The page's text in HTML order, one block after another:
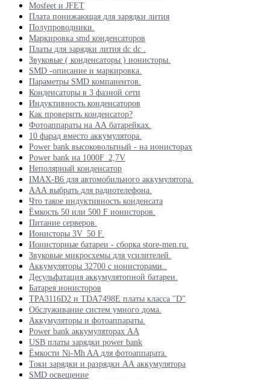
Mosfeet и JFET
Плата понижающая для зарядки лития
Полупроводники.
Маркировка smd конденсаторов
Платы для зарядки лития dc dc .
Звуковые ( конденсаторы ) ионисторы.
SMD -описание и маркировка.
Параметры SMD компанентов.
Конденсаторы в 3 фазной сети
Индуктивность конденсаторов
Как проверить конденсатор?
Фотоаппараты на АА батарейках.
10 фарад вместо аккумулятора.
Power bank высоковольтный - на ионисторах
Power bank на 1000F_2,7V
Неполярный конденсатор
IMAX-B6 для автомобильного аккумулятора.
ААА выбрать для радиотелефона.
Что такое индуктивность конденсата
Ёмкость 50 или 500 F ионисторов.
Питание серверов.
Ионисторы 3V_50 F.
Ионисторные батареи - сборка store-men.ru.
Звуковые микросхемы для усилителей.
Аккумуляторы 32700 с ионисторами..
Десульфатация аккумулятопной батареи.
Батарея ионисторов
TPA3116D2 и TDA7498E платы класса "D"
Обслуживание систем умного дома.
Аккумуляторы и фотоаппараты.
Power bank аккумуляторах АА
USB платы зарядки power bank
Ёмкости Ni-Mh AA для фотоаппарата.
Токи зарядки и разрядки АА аккумулятора
SMD освещение